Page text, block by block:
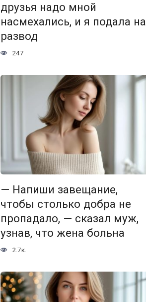
друзья надо мной
насмехались, и я подала на
развод
247
— Напиши завещание,
чтобы столько добра не
пропадало, — сказал муж,
узнав, что жена больна
2.7к.